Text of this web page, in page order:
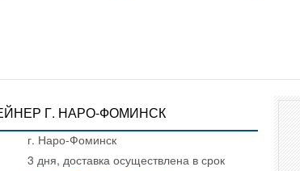
Г. НАРО-ФОМИНСК
г. Наро-Фоминск
3 дня, доставка осуществлена в срок